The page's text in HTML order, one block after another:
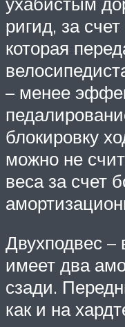
ригид, за
которая
– менее
блокировку
можно не
веса за счет
Двухподвес –
имеет два
сзади.
как и на